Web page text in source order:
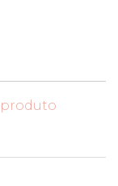
produto